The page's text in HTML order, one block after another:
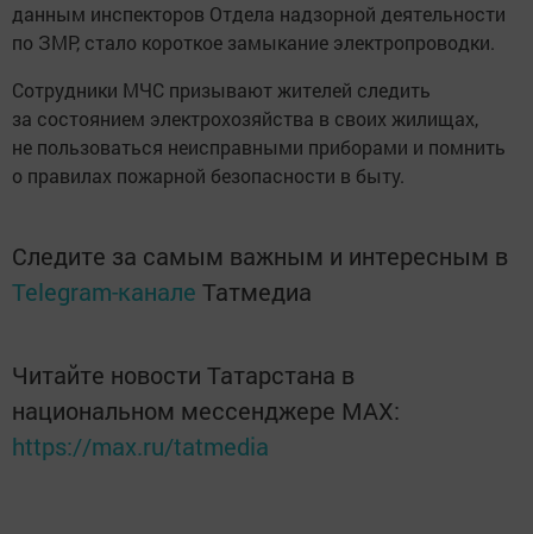
данным инспекторов Отдела надзорной деятельности
по ЗМР, стало короткое замыкание электропроводки.
Сотрудники МЧС призывают жителей следить
за состоянием электрохозяйства в своих жилищах,
не пользоваться неисправными приборами и помнить
о правилах пожарной безопасности в быту.
Следите за самым важным и интересным в
Telegram-канале Татмедиа
Читайте новости Татарстана в
национальном мессенджере MАХ:
https://max.ru/tatmedia